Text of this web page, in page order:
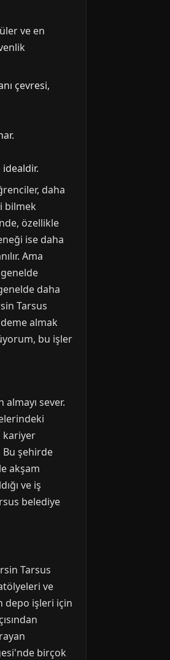
ve en
çevresi,
daha
bilmek
özellikle
ise daha
Ama
daha
Tarsus
almak
bu işler
sever.
kariyer
Bu şehirde
akşam
ve iş
belediye
Tarsus
ve
depo işleri için
birçok